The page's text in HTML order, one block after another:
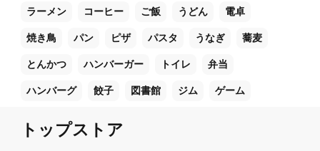
ラーメン コーヒー ご飯 うどん 電卓
焼き鳥 パン ピザ パスタ うなぎ 蕎麦
とんかつ ハンバーガー トイレ 弁当
ハンバーグ 餃子 図書館 ジム ゲーム
トップストア